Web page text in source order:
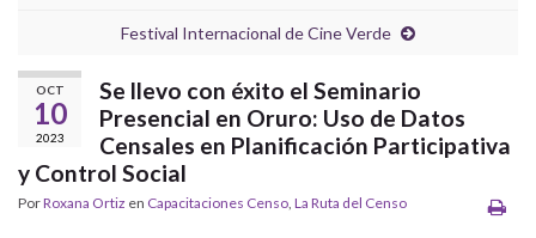
Festival Internacional de Cine Verde
OCT
10
2023
Se llevo con éxito el Seminario
Presencial en Oruro: Uso de Datos
Censales en Planificación Participativa
y Control Social
PorRoxana Ortiz en Capacitaciones Censo, La Ruta del Censo